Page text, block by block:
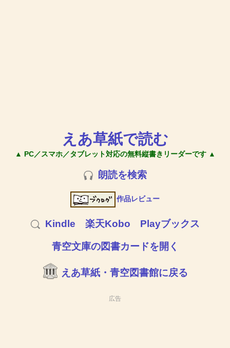
えあ草紙で読む
▲ PC／スマホ／タブレット対応の無料縦書きリーダーです ▲
朗読を検索
作品レビュー
Kindle 楽天Kobo Playブックス
青空文庫の図書カードを開く
えあ草紙・青空図書館に戻る
広告